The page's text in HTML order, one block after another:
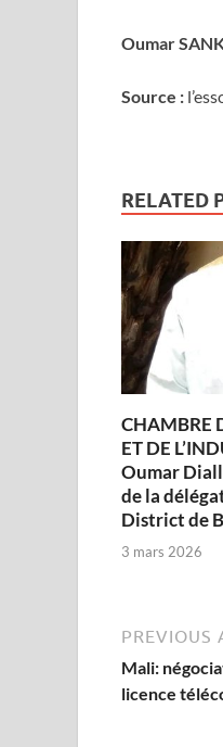
Oumar
Source :
RELATED
CHAMBRE
ET DE
Oumar
de la
District de
3 mars 2026
PREVIOUS
Mali:
licence